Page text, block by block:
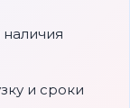
наличия
и сроки